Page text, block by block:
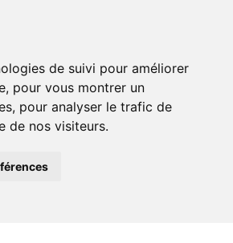
de suivi pour améliorer
pour vous montrer un
pour analyser le trafic de
de nos visiteurs.